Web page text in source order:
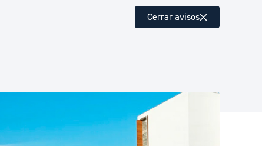
y medioambiente
empleo
Cerrar avisos